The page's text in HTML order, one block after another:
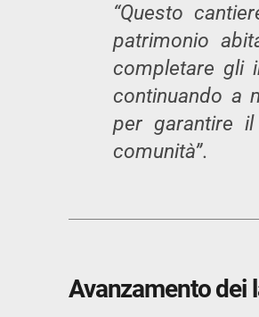
“Questo
patrimonio
completare gli
continuando a
per garantire
comunità”.
Avanzamento dei